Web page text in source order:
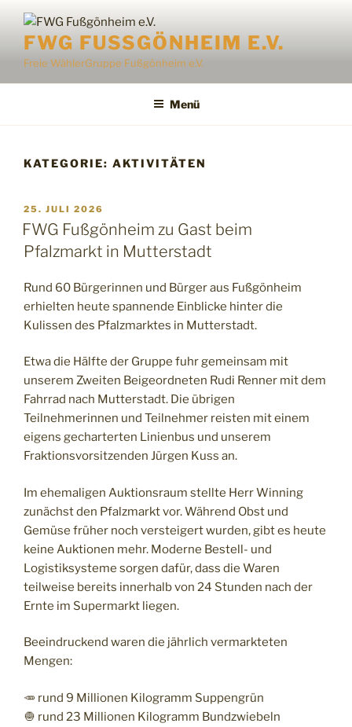
FWG FUSSGÖNHEIM E.V.
Freie WählerGruppe Fußgönheim e.V.
Menü
KATEGORIE: AKTIVITÄTEN
25. JULI 2026
FWG Fußgönheim zu Gast beim
Pfalzmarkt in Mutterstadt
Rund 60 Bürgerinnen und Bürger aus Fußgönheim
erhielten heute spannende Einblicke hinter die
Kulissen des Pfalzmarktes in Mutterstadt.
Etwa die Hälfte der Gruppe fuhr gemeinsam mit
unserem Zweiten Beigeordneten Rudi Renner mit dem
Fahrrad nach Mutterstadt. Die übrigen
Teilnehmerinnen und Teilnehmer reisten mit einem
eigens gecharterten Linienbus und unserem
Fraktionsvorsitzenden Jürgen Kuss an.
Im ehemaligen Auktionsraum stellte Herr Winning
zunächst den Pfalzmarkt vor. Während Obst und
Gemüse früher noch versteigert wurden, gibt es heute
keine Auktionen mehr. Moderne Bestell- und
Logistiksysteme sorgen dafür, dass die Waren
teilweise bereits innerhalb von 24 Stunden nach der
Ernte im Supermarkt liegen.
Beeindruckend waren die jährlich vermarkteten
Mengen:
🥕 rund 9 Millionen Kilogramm Suppengrün
🧅 rund 23 Millionen Kilogramm Bundzwiebeln